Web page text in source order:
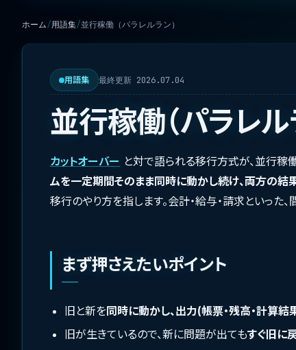
ホーム 用語集 並行稼働（パラレルラン）
用語集 最終更新 2026.07.04
並行稼働（パラレル
カットオーバー と対で語られる移行方式が、並行稼
ムを一定期間そのまま同時に動かし続け、両方の結
移行のやり方を指します。会計・給与・請求といった
まず押さえたいポイント
旧と新を同時に動かし、出力(帳票・残高・計算結
旧が生きているので、新に問題が出てもすぐ旧に